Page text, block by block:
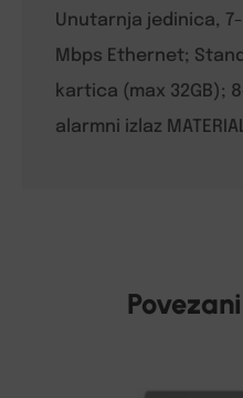
Unutarnja jedinica, 7-
Mbps Ethernet;
kartica (max 32GB);
alarmni izlaz